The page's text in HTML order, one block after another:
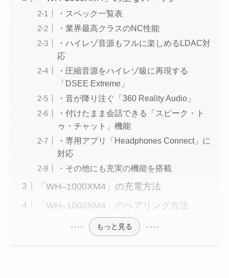
・スペック一覧表
・業界最高クラスのNC性能
・ハイレゾ音源もフルに楽しめるLDAC対
応
・圧縮音源をハイレゾ級に再現する
「DSEE Extreme」
・音が降り注ぐ「360 Reality Audio」
・付けたまま会話できる「スピーク・ト
ゥ・チャット」機能
・専用アプリ「Headphones Connect」に
対応
・その他にも充実の機能を搭載
「WH–1000XM4」の充電方法
「WH–1000XM4」のペアリング方法
もっと見る